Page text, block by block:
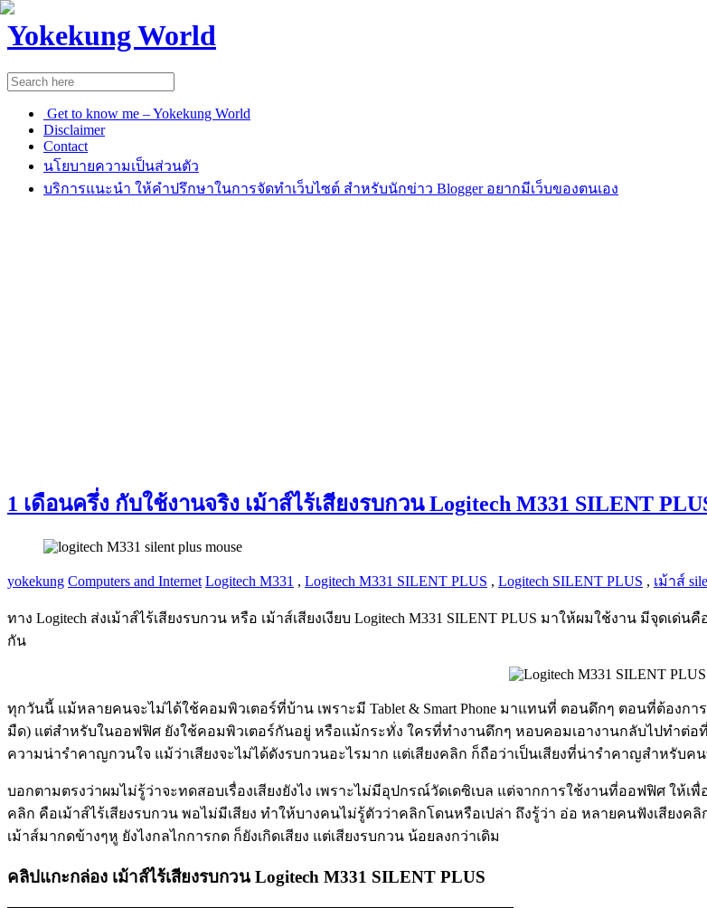
Yokekung World
Get to know me – Yokekung World
Disclaimer
Contact
นโยบายความเป็นส่วนตัว
บริการแนะนำ ให้คำปรึกษาในการจัดทำเว็บไซต์ สำหรับนักข่าว Blogger อยากมีเว็บของตนเอง
1 เดือนครึ่ง กับใช้งานจริง เม้าส์ไร้เสียงรบกวน Logitech M331 SILENT
yokekung Computers and Internet Logitech M331 , Logitech M331 SILENT PLUS , Logitech SILENT PLUS , เม้าส์
ทาง Logitech ส่งเม้าส์ไร้เสียงรบกวน หรือ เม้าส์เสียงเงียบ Logitech M331 SILENT PLUS มาให้ผมใช้งาน มีจุด
กัน
ทุกวันนี้ แม้หลายคนจะไม่ได้ใช้คอมพิวเตอร์ที่บ้าน เพราะมี Tablet & Smart Phone มาแทนที่ ตอนดึกๆ ตอนที่ต้องก
มืด) แต่สำหรับในออฟฟิศ ยังใช้คอมพิวเตอร์กันอยู่ หรือแม้กระทั่ง ใครที่ทำงานดึกๆ หอบคอมเอางานกลับไปทำต่
ความน่ารำคาญกวนใจ แม้ว่าเสียงจะไม่ได้ดังรบกวนอะไรมาก แต่เสียงคลิก ก็ถือว่าเป็นเสียงที่น่ารำคาญสำหรับค
บอกตามตรงว่าผมไม่รู้ว่าจะทดสอบเรื่องเสียงยังไง เพราะไม่มีอุปกรณ์วัดเดซิเบล แต่จากการใช้งานที่ออฟฟิศ ใ
คลิก คือเม้าส์ไร้เสียงรบกวน พอไม่มีเสียง ทำให้บางคนไม่รู้ตัวว่าคลิกโดนหรือเปล่า ถึงรู้ว่า อ่อ หลายคนฟังเสียงค
เม้าส์มากดข้างๆหู ยังไงกลไกการกด ก็ยังเกิดเสียง แต่เสียงรบกวน น้อยลงกว่าเดิม
คลิปแกะกล่อง เม้าส์ไร้เสียงรบกวน Logitech M331 SILENT PLUS